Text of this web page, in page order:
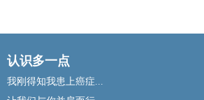
认识多一点
我刚得知我患上癌症...